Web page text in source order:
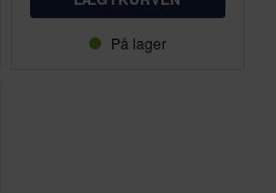
På lager